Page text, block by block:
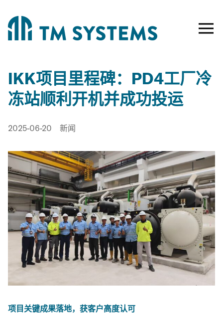
Toggle
IKK项目里程碑：PD4工厂冷
冻站顺利开机并成功投运
已
布
2025-06-20 Category:
新闻
项目关键成果落地，获客户高度认可